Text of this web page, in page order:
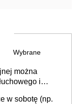
Wybrane
można
i
w sobotę (np.